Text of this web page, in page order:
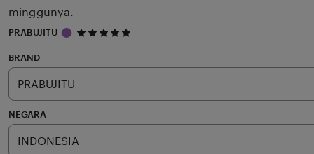
minggunya.
PRABUJITU
5
5
BRAND
NEGARA